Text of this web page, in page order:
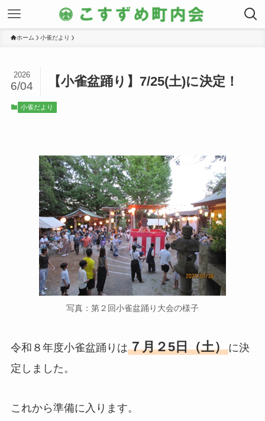
ホーム 小雀だより
【小雀盆踊り】7/25(土)に決定！
2026
6/04
小雀だより
写真：第２回小雀盆踊り大会の様子
令和８年度小雀盆踊りは７月２5日（土）に決
定しました。
これから準備に入ります。